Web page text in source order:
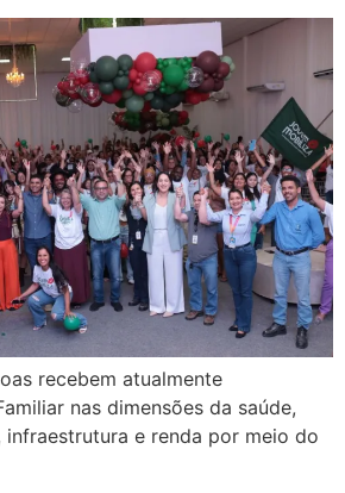
recebem atualmente
nas dimensões da saúde,
infraestrutura e renda por meio do